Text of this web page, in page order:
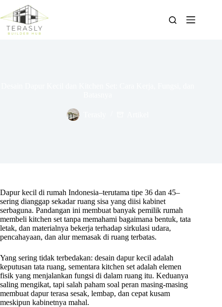
content
Dapur kecil di rumah Indonesia–terutama tipe 36 dan 45–
sering dianggap sekadar ruang sisa yang diisi kabinet
serbaguna. Pandangan ini membuat banyak pemilik rumah
membeli kitchen set tanpa memahami bagaimana bentuk, tata
letak, dan materialnya bekerja terhadap sirkulasi udara,
pencahayaan, dan alur memasak di ruang terbatas.
Yang sering tidak terbedakan: desain dapur kecil adalah
keputusan tata ruang, sementara kitchen set adalah elemen
fisik yang menjalankan fungsi di dalam ruang itu. Keduanya
saling mengikat, tapi salah paham soal peran masing-masing
membuat dapur terasa sesak, lembap, dan cepat kusam
meskipun kabinetnya mahal.